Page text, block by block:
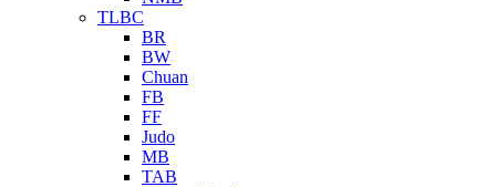
TLBC
BR
BW
Chuan
FB
FF
Judo
MB
TAB